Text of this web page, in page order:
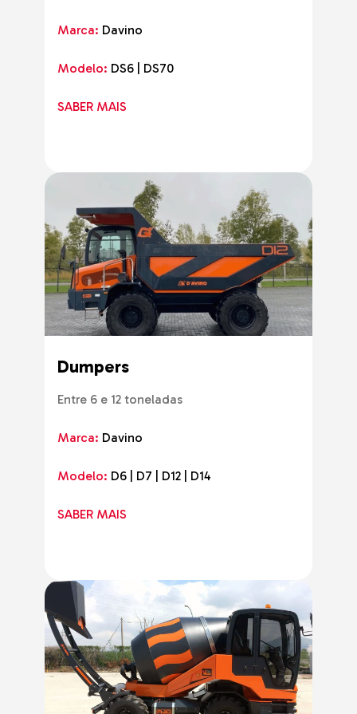
Marca: Davino
Modelo: DS6 | DS70
SABER MAIS
Dumpers
Entre 6 e 12 toneladas
Marca: Davino
Modelo: D6 | D7 | D12 | D14
SABER MAIS